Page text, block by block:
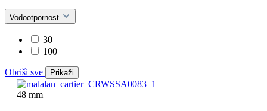
Vodootpornost
30
100
Obriši sve Prikaži
48 mm